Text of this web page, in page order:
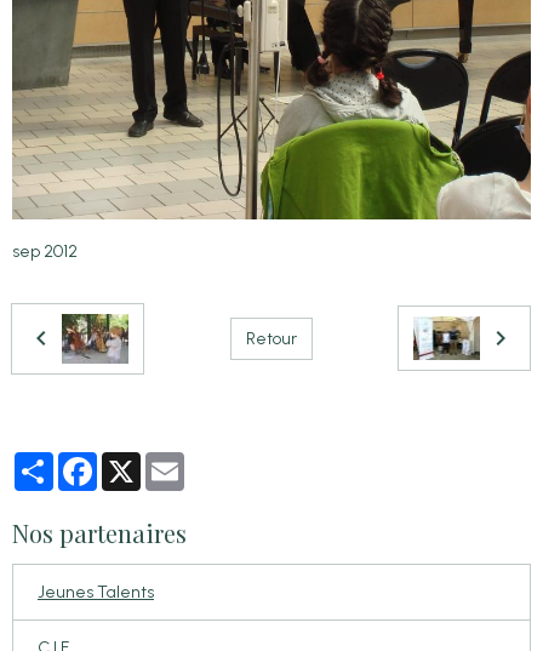
sep 2012
Retour
PartagerFacebook
X
Nos partenaires
Jeunes Talents